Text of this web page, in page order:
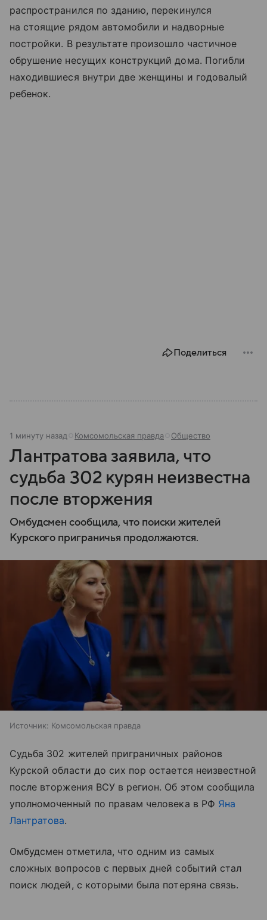
распространился по зданию, перекинулся
на стоящие рядом автомобили и надворные
постройки. В результате произошло частичное
обрушение несущих конструкций дома. Погибли
находившиеся внутри две женщины и годовалый
ребенок.
Поделиться
1 минуту назад Комсомольская правда Общество
Лантратова заявила, что
судьба 302 курян неизвестна
после вторжения
Омбудсмен сообщила, что поиски жителей
Курского приграничья продолжаются.
Источник: Комсомольская правда
Судьба 302 жителей приграничных районов
Курской области до сих пор остается неизвестной
после вторжения ВСУ в регион. Об этом сообщила
уполномоченный по правам человека в РФ Яна
Лантратова.
Омбудсмен отметила, что одним из самых
сложных вопросов с первых дней событий стал
поиск людей, с которыми была потеряна связь.